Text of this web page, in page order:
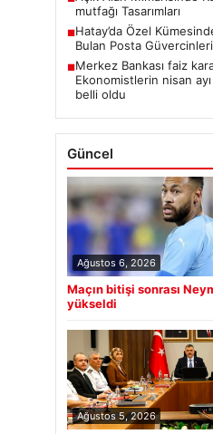
mutfağı Tasarımları
■Hatay’da Özel
Bulan Posta
■Merkez Bankası faiz
Ekonomistlerin nisan
belli oldu
Güncel
Ağustos 6, 2026
Maçın bitişi sonrası
yükseldi
Ağustos 5, 2026